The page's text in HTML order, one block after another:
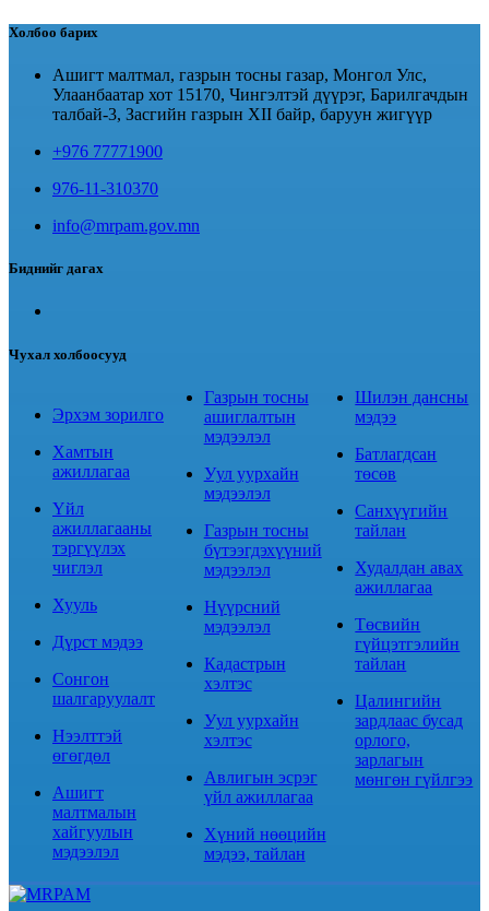
Холбоо барих
Ашигт малтмал, газрын тосны газар, Монгол Улс,
Улаанбаатар хот 15170, Чингэлтэй дүүрэг, Барилгачдын
талбай-3, Засгийн газрын XII байр, баруун жигүүр
+976 77771900
976-11-310370
info@mrpam.gov.mn
Биднийг дагах
Чухал холбоосууд
Эрхэм зорилго
Хамтын
ажиллагаа
Үйл
ажиллагааны
тэргүүлэх
чиглэл
Хууль
Дүрст мэдээ
Сонгон
шалгаруулалт
Нээлттэй
өгөгдөл
Ашигт
малтмалын
хайгуулын
мэдээлэл
Газрын тосны
ашиглалтын
мэдээлэл
Уул уурхайн
мэдээлэл
Газрын тосны
бүтээгдэхүүний
мэдээлэл
Нүүрсний
мэдээлэл
Кадастрын
хэлтэс
Уул уурхайн
хэлтэс
Авлигын эсрэг
үйл ажиллагаа
Хүний нөөцийн
мэдээ, тайлан
Шилэн дансны
мэдээ
Батлагдсан
төсөв
Санхүүгийн
тайлан
Худалдан авах
ажиллагаа
Төсвийн
гүйцэтгэлийн
тайлан
Цалингийн
зардлаас бусад
орлого,
зарлагын
мөнгөн гүйлгээ